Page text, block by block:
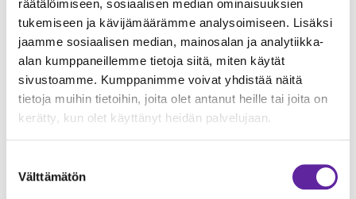
räätälöimiseen, sosiaalisen median ominaisuuksien
tukemiseen ja kävijämäärämme analysoimiseen. Lisäksi
jaamme sosiaalisen median, mainosalan ja analytiikka-
alan kumppaneillemme tietoja siitä, miten käytät
sivustoamme. Kumppanimme voivat yhdistää näitä
tietoja muihin tietoihin, joita olet antanut heille tai joita on
kerätty, kun olet käyttänyt heidän palvelujaan.
valinta
Välttämätön
myötä yksi Helsingin keskustan keskeisimmistä
kortteleista kokee merkittävän
muodonmuutoksen. Samalla Mannerheimintien
ja Kalevankadun kulma eheytyy
kaupunkikuvallisesti, sillä uudisrakennus
myötäilee naapuritalojen julkisivujen rytmitystä ja
katutasossa sijaitsevaan kerrokseen valmistuvat